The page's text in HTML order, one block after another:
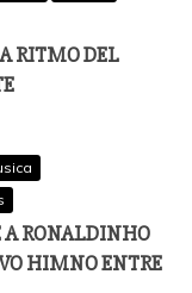
RITMO DEL
A RONALDINHO
HIMNO ENTRE